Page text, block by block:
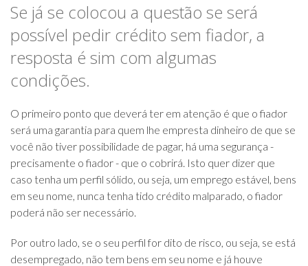
Se já se colocou a questão se será
possível pedir crédito sem fiador, a
resposta é sim com algumas
condições.
O primeiro ponto que deverá ter em atenção é que o fiador
será uma garantia para quem lhe empresta dinheiro de que se
você não tiver possibilidade de pagar, há uma segurança -
precisamente o fiador - que o cobrirá. Isto quer dizer que
caso tenha um perfil sólido, ou seja, um emprego estável, bens
em seu nome, nunca tenha tido crédito malparado, o fiador
poderá não ser necessário.
Por outro lado, se o seu perfil for dito de risco, ou seja, se está
desempregado, não tem bens em seu nome e já houve